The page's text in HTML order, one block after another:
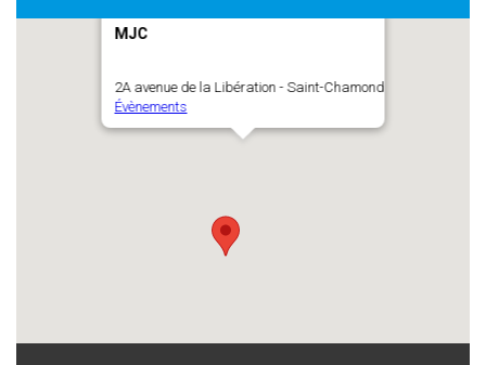
MJC
2A avenue de la Libération - Saint-Chamond
Évènements